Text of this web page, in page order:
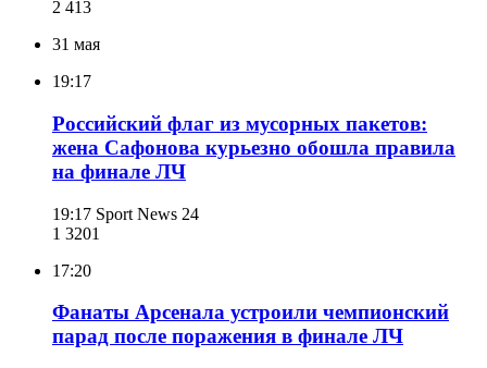
2 413
31 мая
19:17
Российский флаг из мусорных пакетов:
жена Сафонова курьезно обошла правила
на финале ЛЧ
19:17 Sport News 24
1 3201
17:20
Фанаты Арсенала устроили чемпионский
парад после поражения в финале ЛЧ